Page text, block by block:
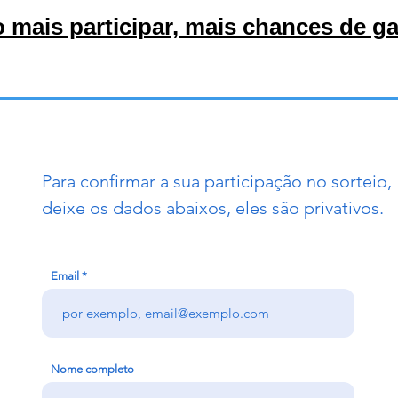
mais participar, mais chances de
Para confirmar a sua participação no sorteio,
deixe os dados abaixos, eles são privativos.
Email
Nome completo